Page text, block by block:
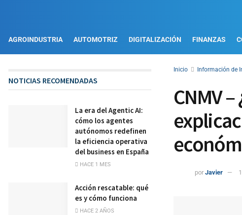
AGROINDUSTRIA AUTOMOTRIZ DIGITALIZACIÓN FINANZAS
Inicio Información de
CNMV
por Javier
NOTICIAS RECOMENDADAS
La era del Agentic AI:
cómo los agentes
autónomos redefinen
la eficiencia operativa
del business en España
HACE 1 MES
Acción rescatable: qué
es y cómo funciona
HACE 2 AÑOS